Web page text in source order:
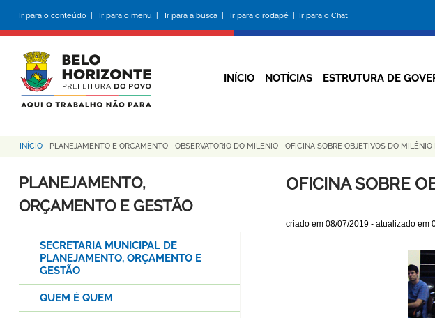
conteúdo
principal
Ir para o conteúdo | Ir para o menu | Ir para a busca | Ir para o rodapé | Ir para o Chat
da
INÍCIO NOTÍCIAS ESTRUTURA DE
Trilha
de
navegação
INÍCIO - PLANEJAMENTO E ORCAMENTO - OBSERVATORIO DO MILENIO - OFICINA SOBRE OBJETIVOS DO
OFICINA SOBRE
criado em 08/07/2019- atualizado em
PLANEJAMENTO,
ORÇAMENTO E GESTÃO
SECRETARIA MUNICIPAL DE
PLANEJAMENTO, ORÇAMENTO E
GESTÃO
QUEM É QUEM